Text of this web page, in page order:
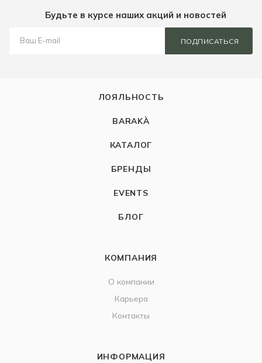
Будьте в курсе наших акций и новостей
ПОДПИСАТЬСЯ
ЛОЯЛЬНОСТЬ
BARAKÀ
КАТАЛОГ
БРЕНДЫ
EVENTS
БЛОГ
КОМПАНИЯ
О компании
Карьера
Контакты
ИНФОРМАЦИЯ